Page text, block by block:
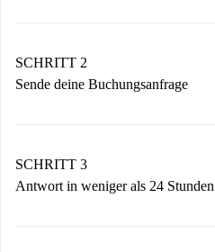
Du erhältst alle
SCHRITT 2
Sende deine Buchungsanfrage
Denk daran, dass wir dich
Vermieter zustimmt.
SCHRITT 3
Antwort in weniger als 24 Stunden